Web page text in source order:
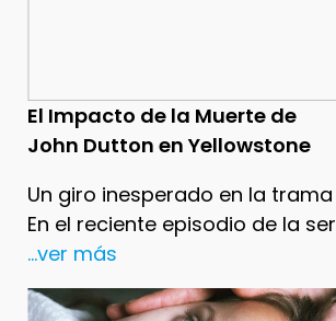
El Impacto de la Muerte de
John Dutton en Yellowstone
Un giro inesperado en la trama
En el reciente episodio de la ser
...ver más